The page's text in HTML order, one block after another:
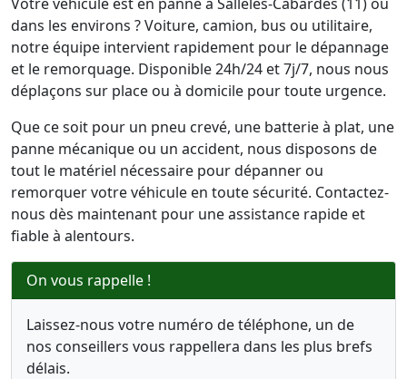
dans les environs ? Voiture, camion, bus ou utilitaire,
notre équipe intervient rapidement pour le dépannage
et le remorquage. Disponible 24h/24 et 7j/7, nous nous
déplaçons sur place ou à domicile pour toute urgence.
Que ce soit pour un pneu crevé, une batterie à plat, une
panne mécanique ou un accident, nous disposons de
tout le matériel nécessaire pour dépanner ou
remorquer votre véhicule en toute sécurité. Contactez-
nous dès maintenant pour une assistance rapide et
fiable à alentours.
On vous rappelle !
Laissez-nous votre numéro de téléphone, un de
nos conseillers vous rappellera dans les plus brefs
délais.